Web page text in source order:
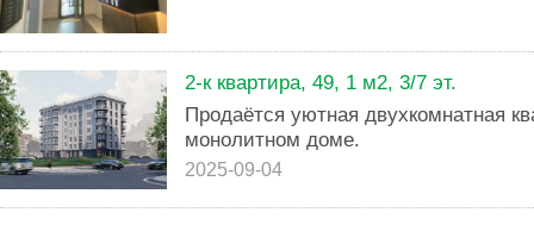
2-к квартира, 49, 1 м2, 3/7 эт.
Продаётся уютная двухкомнатная
монолитном доме.
2025-09-04